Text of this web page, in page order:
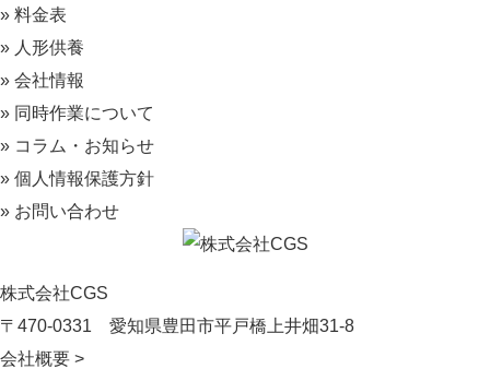
» 料金表
» 人形供養
» 会社情報
» 同時作業について
» コラム・お知らせ
» 個人情報保護方針
» お問い合わせ
株式会社CGS
〒470-0331 愛知県豊田市平戸橋上井畑31-8
会社概要 >